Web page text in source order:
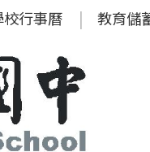
校行事曆 教育儲